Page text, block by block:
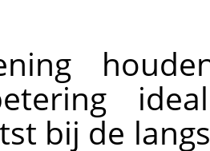
bij de